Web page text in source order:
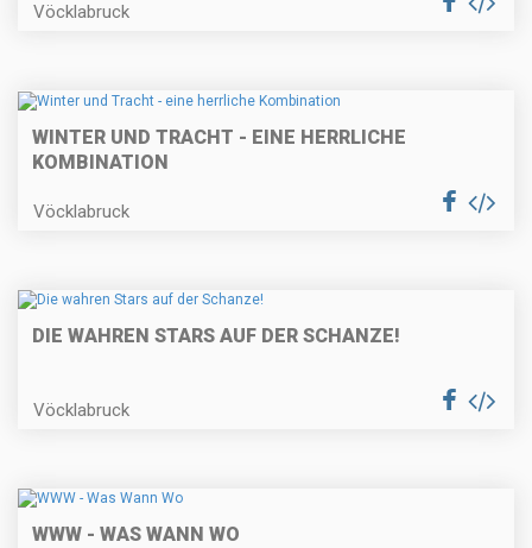
Vöcklabruck
WINTER UND TRACHT - EINE HERRLICHE
KOMBINATION
Vöcklabruck
DIE WAHREN STARS AUF DER SCHANZE!
Vöcklabruck
WWW - WAS WANN WO